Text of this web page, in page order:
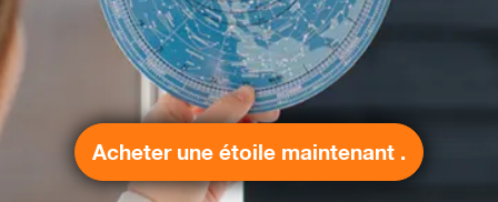
Acheter une étoile maintenant .